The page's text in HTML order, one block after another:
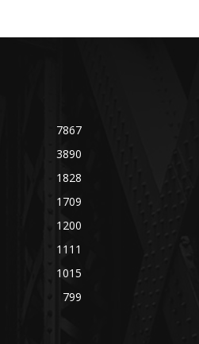
7867
3890
1828
1709
1200
1111
1015
799